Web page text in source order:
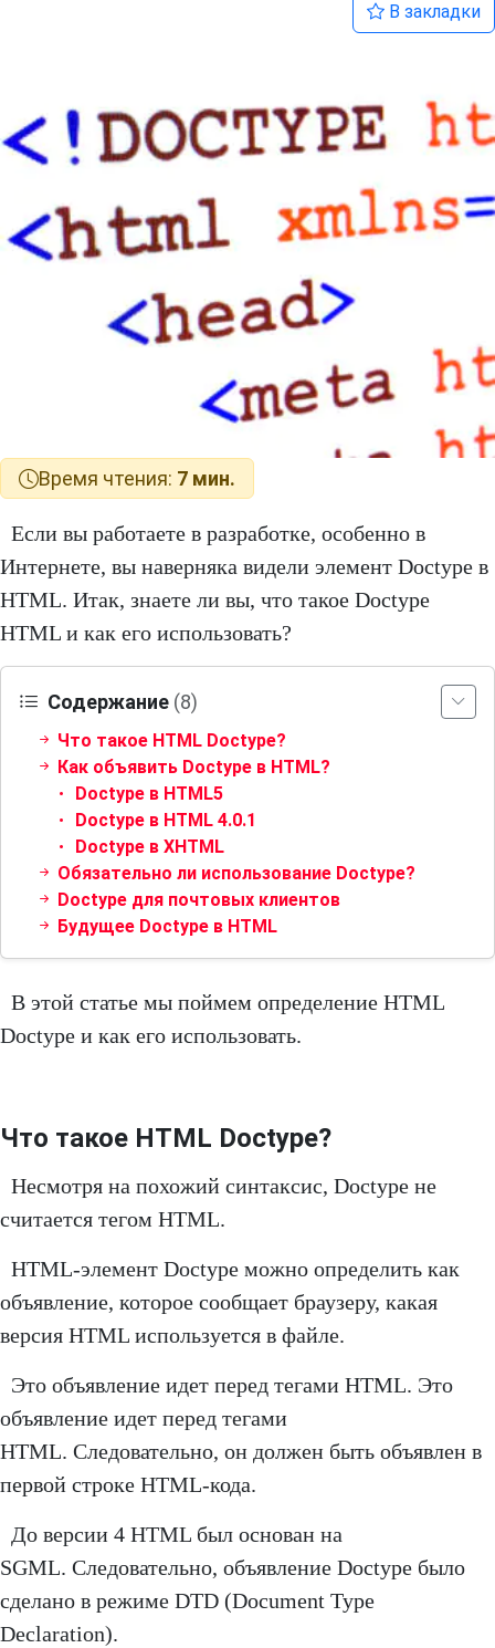
В закладки
Время чтения: 7 мин.
Если вы работаете в разработке, особенно в
Интернете, вы наверняка видели элемент Doctype в
HTML. Итак, знаете ли вы, что такое Doctype
HTML и как его использовать?
Содержание (8)
Что такое HTML Doctype?
Как объявить Doctype в HTML?
Doctype в HTML5
Doctype в HTML 4.0.1
Doctype в XHTML
Обязательно ли использование Doctype?
Doctype для почтовых клиентов
Будущее Doctype в HTML
В этой статье мы поймем определение HTML
Doctype и как его использовать.
Что такое HTML Doctype?
Несмотря на похожий синтаксис, Doctype не
считается тегом HTML.
HTML-элемент Doctype можно определить как
объявление, которое сообщает браузеру, какая
версия HTML используется в файле.
Это объявление идет перед тегами HTML. Это
объявление идет перед тегами
HTML. Следовательно, он должен быть объявлен в
первой строке HTML-кода.
До версии 4 HTML был основан на
SGML. Следовательно, объявление Doctype было
сделано в режиме DTD (Document Type
Declaration).